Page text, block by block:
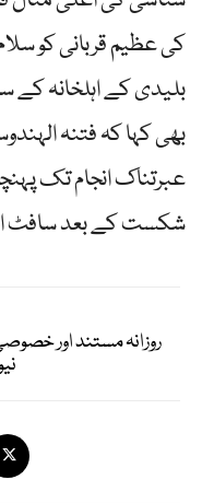
کی عظیم قربانی کو
بلیدی کے اہلخانہ کے
بھی کہا کہ فتنہ
عبرتناک انجام تک
شکست کے بعد سافٹ
روزانہ مستند اور